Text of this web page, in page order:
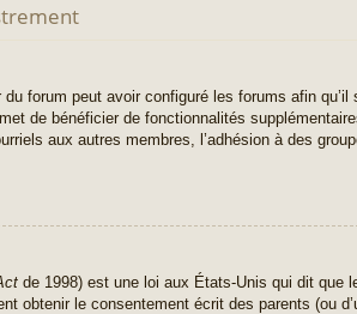
forum peut avoir configuré les forums afin
de bénéficier de fonctionnalités
aux autres membres, l’adhésion à des
de 1998) est une loi aux États-Unis qui dit que
obtenir le consentement écrit des parents (ou